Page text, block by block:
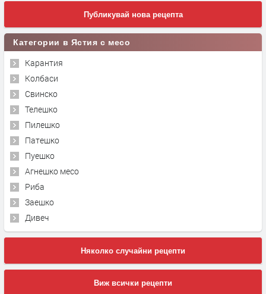
Публикувай нова рецепта
Категории в Ястия с месо
Карантия
Колбаси
Свинско
Телешко
Пилешко
Патешко
Пуешко
Агнешко месо
Риба
Заешко
Дивеч
Няколко случайни рецепти
Виж всички рецепти